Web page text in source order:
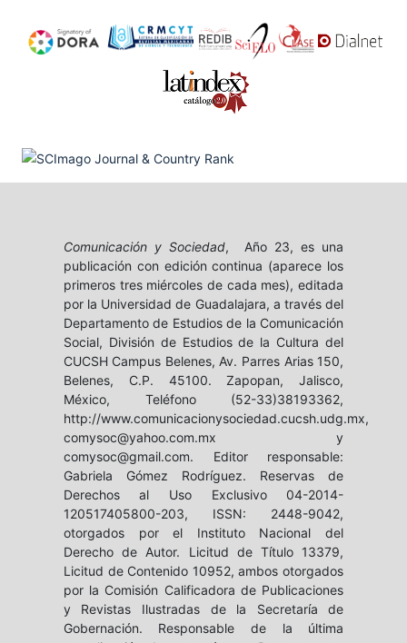
Comunicación y Sociedad, Año 23, es una
publicación con edición continua (aparece los
primeros tres miércoles de cada mes), editada
por la Universidad de Guadalajara, a través del
Departamento de Estudios de la Comunicación
Social, División de Estudios de la Cultura del
CUCSH Campus Belenes, Av. Parres Arias 150,
Belenes, C.P. 45100. Zapopan, Jalisco,
México, Teléfono (52-33)38193362,
http://www.comunicacionysociedad.cucsh.udg.mx,
comysoc@yahoo.com.mx y
comysoc@gmail.com. Editor responsable:
Gabriela Gómez Rodríguez. Reservas de
Derechos al Uso Exclusivo 04-2014-
120517405800-203, ISSN: 2448-9042,
otorgados por el Instituto Nacional del
Derecho de Autor. Licitud de Título 13379,
Licitud de Contenido 10952, ambos otorgados
por la Comisión Calificadora de Publicaciones
y Revistas Ilustradas de la Secretaría de
Gobernación. Responsable de la última